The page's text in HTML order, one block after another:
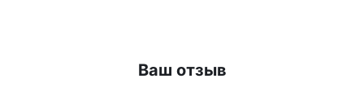
Ваш отзыв